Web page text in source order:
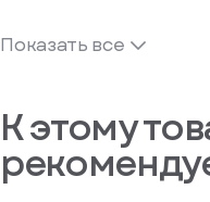
Показать все
К этому